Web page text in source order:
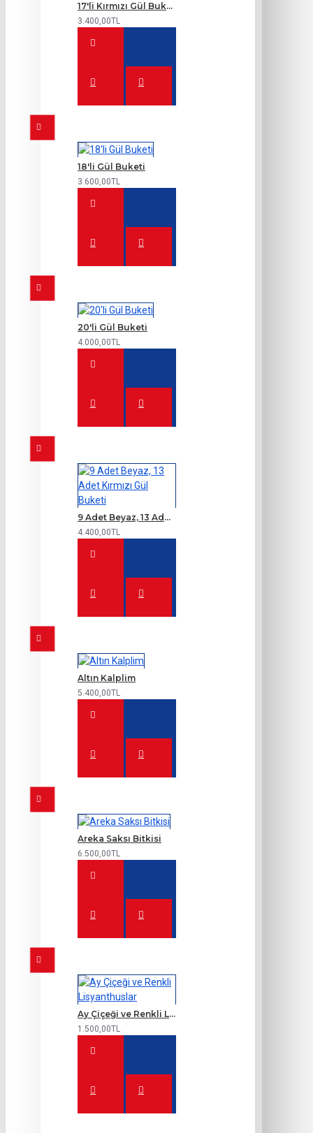
17'li Kırmızı Gül Buketi
3.400,00TL
18'li Gül Buketi
3.600,00TL
20'li Gül Buketi
4.000,00TL
9 Adet Beyaz, 13 Adet Kırmızı Gül Buketi
4.400,00TL
Altın Kalplim
5.400,00TL
Areka Saksı Bitkisi
6.500,00TL
Ay Çiçeği ve Renkli Lisyanthuslar
1.500,00TL